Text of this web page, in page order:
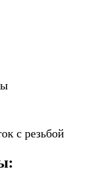
с резьбой